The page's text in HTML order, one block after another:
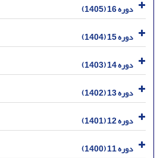
دوره 16 (1405)
دوره 15 (1404)
دوره 14 (1403)
دوره 13 (1402)
دوره 12 (1401)
دوره 11 (1400)